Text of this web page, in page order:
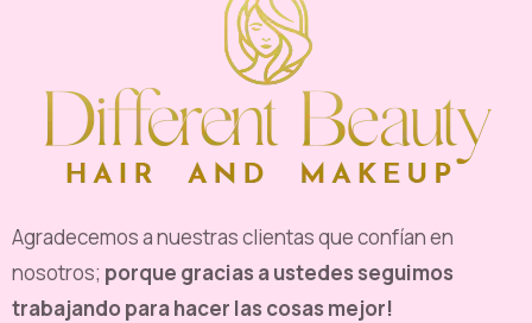
Agradecemos a nuestras clientas que confían en
nosotros; porque gracias a ustedes seguimos
trabajando para hacer las cosas mejor!